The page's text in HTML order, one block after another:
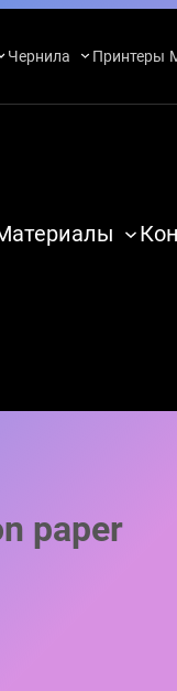
Чернила Принтеры
paper